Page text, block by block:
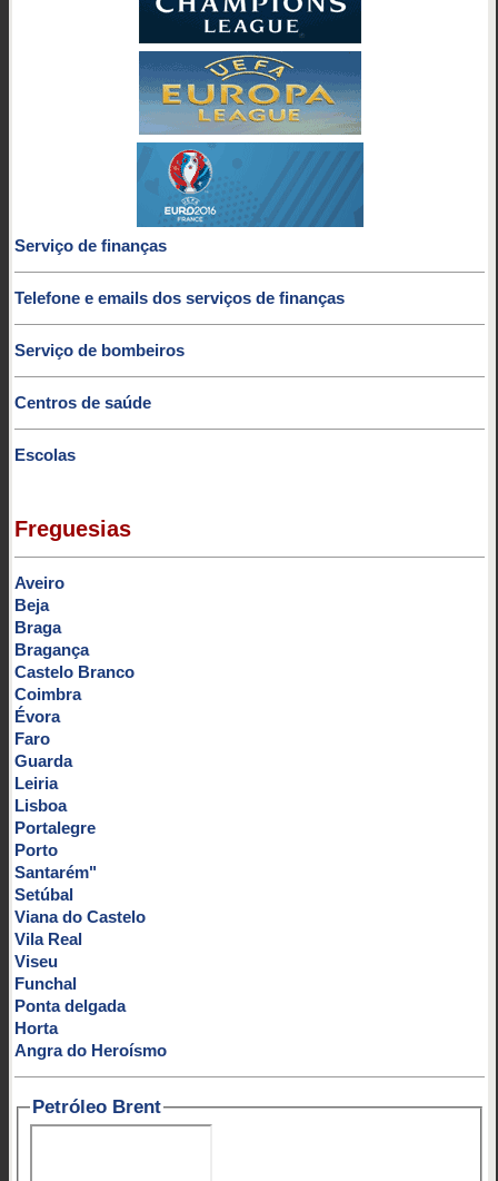
Serviço de finanças
Telefone e emails dos serviços de finanças
Serviço de bombeiros
Centros de saúde
Escolas
Freguesias
Aveiro
Beja
Braga
Bragança
Castelo Branco
Coimbra
Évora
Faro
Guarda
Leiria
Lisboa
Portalegre
Porto
Santarém"
Setúbal
Viana do Castelo
Vila Real
Viseu
Funchal
Ponta delgada
Horta
Angra do Heroísmo
Petróleo Brent